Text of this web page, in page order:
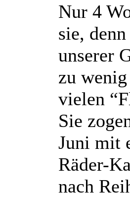
Nur 4
sie,
unserer
zu
vielen
Sie
Juni mit
Räder-
nach